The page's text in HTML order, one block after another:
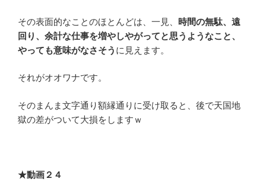
その表面的なことのほとんどは、一見、 時間の無駄、遠
回り、余計な仕事を増やしやがってと思うようなこと、
やっても意味がなさそう に見えます。
それがオオワナです。
そのまんま文字通り額縁通りに受け取ると、後で天国地
獄の差がついて大損をしますｗ
★動画２４